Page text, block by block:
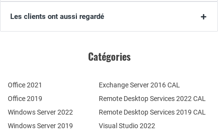
Les clients ont aussi regardé
Catégories
Office 2021
Office 2019
Windows Server 2022
Windows Server 2019
Remote Desktop Services 2022 CAL
Remote Desktop Services 2019 CAL
Exchange Server 2016 CAL
Visual Studio 2022